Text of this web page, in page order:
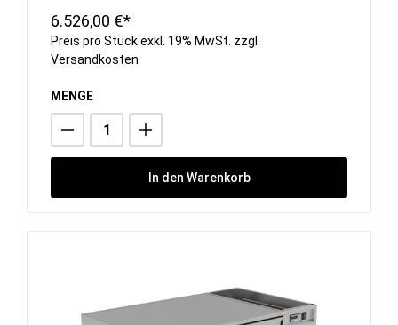
6.526,00 €*
Preis pro Stück exkl. 19% MwSt. zzgl.
Versandkosten
MENGE
In den Warenkorb